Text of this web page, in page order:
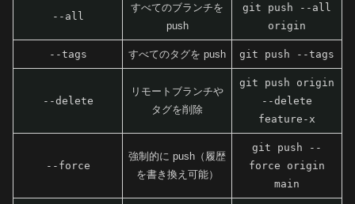
--all
すべてのブランチを
push
git push --all
origin
--tags すべてのタグを push git push --tags
--delete
リモートブランチや
タグを削除
git push origin
--delete
feature-x
--force
強制的に push（履歴
を書き換え可能）
git push --
force origin
main